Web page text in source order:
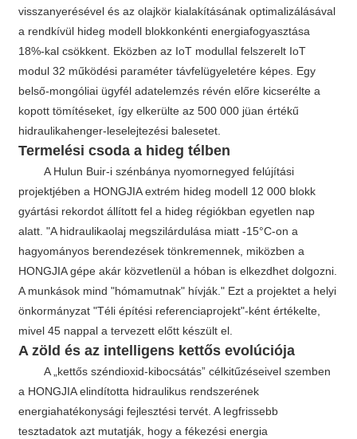
visszanyerésével és az olajkör kialakításának optimalizálásával
a rendkívül hideg modell blokkonkénti energiafogyasztása
18%-kal csökkent. Eközben az IoT modullal felszerelt IoT
modul 32 működési paraméter távfelügyeletére képes. Egy
belső-mongóliai ügyfél adatelemzés révén előre kicserélte a
kopott tömítéseket, így elkerülte az 500 000 jüan értékű
hidraulikahenger-leselejtezési balesetet.
Termelési csoda a hideg télben
A Hulun Buir-i szénbánya nyomornegyed felújítási
projektjében a HONGJIA extrém hideg modell 12 000 blokk
gyártási rekordot állított fel a hideg régiókban egyetlen nap
alatt. "A hidraulikaolaj megszilárdulása miatt -15°C-on a
hagyományos berendezések tönkremennek, miközben a
HONGJIA gépe akár közvetlenül a hóban is elkezdhet dolgozni.
A munkások mind "hómamutnak" hívják." Ezt a projektet a helyi
önkormányzat "Téli építési referenciaprojekt"-ként értékelte,
mivel 45 nappal a tervezett előtt készült el.
A zöld és az intelligens kettős evolúciója
A „kettős széndioxid-kibocsátás” célkitűzéseivel szemben
a HONGJIA elindította hidraulikus rendszerének
energiahatékonysági fejlesztési tervét. A legfrissebb
tesztadatok azt mutatják, hogy a fékezési energia